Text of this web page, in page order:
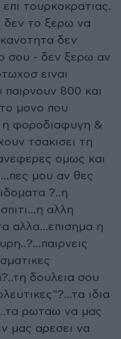
τουρκοκρατιας.
δεν το ξερω να
δεν
σου - δεν ξερω αν
ειναι
παιρνουν 800 και
μονο που
η φοροδιαφυγη &
τσακισει τη
ομως και
μου αν θες
?..η
αλλη
αλλα...επισημα η
δουλεια σου
ιδια
ρωταω να μας
μας αρεσει να